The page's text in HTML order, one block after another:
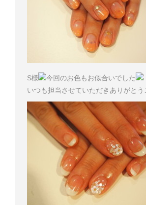
S様
今回のお色もお似合いでした
いつも担当させていただきありがとう